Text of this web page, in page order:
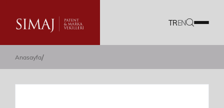
Firmamız
Hizmetlerimiz
TREN
Anasayfa/